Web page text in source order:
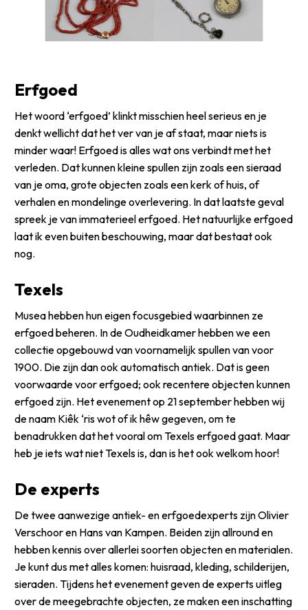
Erfgoed
Het woord ‘erfgoed’ klinkt misschien heel serieus en je
denkt wellicht dat het ver van je af staat, maar niets is
minder waar! Erfgoed is alles wat ons verbindt met het
verleden. Dat kunnen kleine spullen zijn zoals een sieraad
van je oma, grote objecten zoals een kerk of huis, of
verhalen en mondelinge overlevering. In dat laatste geval
spreek je van immaterieel erfgoed. Het natuurlijke erfgoed
laat ik even buiten beschouwing, maar dat bestaat ook
nog.
Texels
Musea hebben hun eigen focusgebied waarbinnen ze
erfgoed beheren. In de Oudheidkamer hebben we een
collectie opgebouwd van voornamelijk spullen van voor
1900. Die zijn dan ook automatisch antiek. Dat is geen
voorwaarde voor erfgoed; ook recentere objecten kunnen
erfgoed zijn. Het evenement op 21 september hebben wij
de naam Kiêk ‘ris wot of ik hêwgegeven, om te
benadrukken dat het vooral om Texels erfgoed gaat. Maar
heb je iets wat niet Texels is, dan is het ook welkom hoor!
De experts
De twee aanwezige antiek- en erfgoedexperts zijn Olivier
Verschoor en Hans van Kampen. Beiden zijn allround en
hebben kennis over allerlei soorten objecten en materialen.
Je kunt dus met alles komen: huisraad, kleding, schilderijen,
sieraden. Tijdens het evenement geven de experts uitleg
over de meegebrachte objecten, ze maken een inschatting